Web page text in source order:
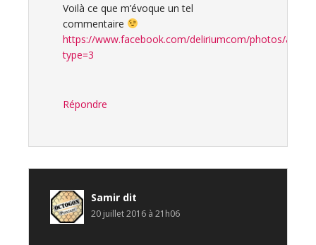
Voilà ce que m’évoque un tel
commentaire
https://www.facebook.com/deliriumcom/photos/
type=3
Répondre
Samir dit
20 juillet 2016 à 21h06